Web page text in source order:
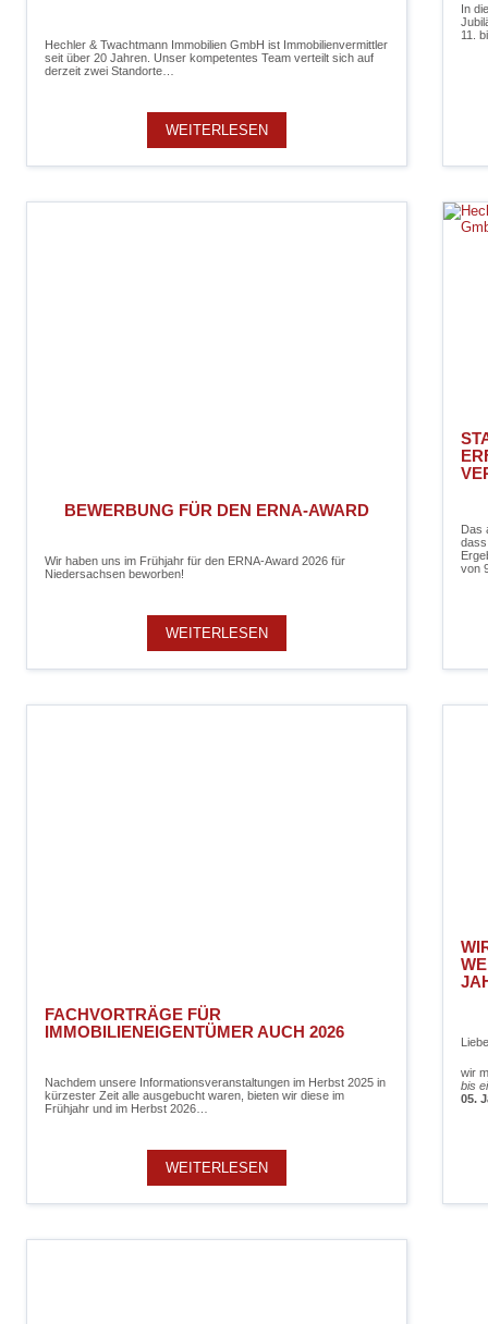
Hechler & Twachtmann Immobilien GmbH ist Immobilienvermittler
seit über 20 Jahren. Unser kompetentes Team verteilt sich auf
derzeit zwei Standorte…
WEITERLESEN
In
11.
BEWERBUNG FÜR DEN ERNA-AWARD
Wir haben uns im Frühjahr für den ERNA-Award 2026 für
Niedersachsen beworben!
WEITERLESEN
Das
von
FACHVORTRÄGE FÜR
IMMOBILIENEIGENTÜMER AUCH 2026
Nachdem unsere Informationsveranstaltungen im Herbst 2025 in
kürzester Zeit alle ausgebucht waren, bieten wir diese im
Frühjahr und im Herbst 2026…
WEITERLESEN
wir
bis
05.